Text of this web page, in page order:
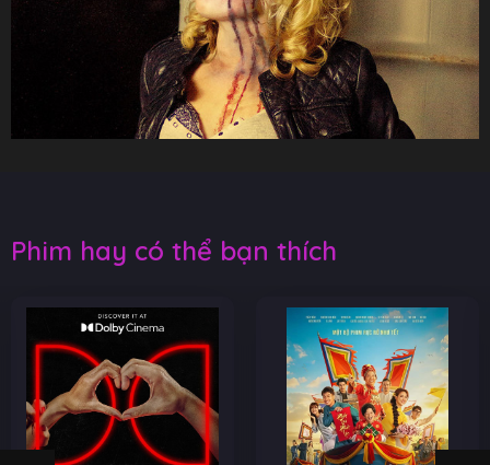
Phim hay có thể bạn thích